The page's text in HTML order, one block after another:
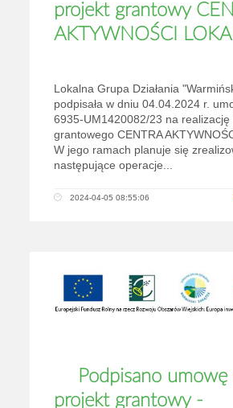
projekt grantowy
AKTYWNOŚCI
Lokalna Grupa Działania
podpisała w dniu 04.04.2024 r.
6935-UM1420082/23 na realizację
grantowego CENTRA
W jego ramach planuje się
następujące operacje...
2024-04-05 08:55:06
Podpisano umowę
projekt grantowy -